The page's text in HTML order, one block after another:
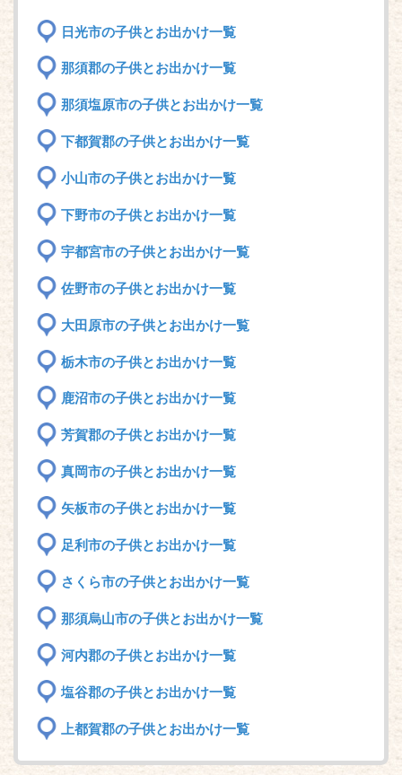
日光市の子供とお出かけ一覧
那須郡の子供とお出かけ一覧
那須塩原市の子供とお出かけ一覧
下都賀郡の子供とお出かけ一覧
小山市の子供とお出かけ一覧
下野市の子供とお出かけ一覧
宇都宮市の子供とお出かけ一覧
佐野市の子供とお出かけ一覧
大田原市の子供とお出かけ一覧
栃木市の子供とお出かけ一覧
鹿沼市の子供とお出かけ一覧
芳賀郡の子供とお出かけ一覧
真岡市の子供とお出かけ一覧
矢板市の子供とお出かけ一覧
足利市の子供とお出かけ一覧
さくら市の子供とお出かけ一覧
那須烏山市の子供とお出かけ一覧
河内郡の子供とお出かけ一覧
塩谷郡の子供とお出かけ一覧
上都賀郡の子供とお出かけ一覧